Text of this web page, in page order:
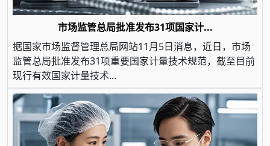
市场监管总局批准发布31项国家计...
据国家市场监督管理总局网站11月5日消息，近日，市场
监管总局批准发布31项重要国家计量技术规范，截至目前
现行有效国家计量技术...